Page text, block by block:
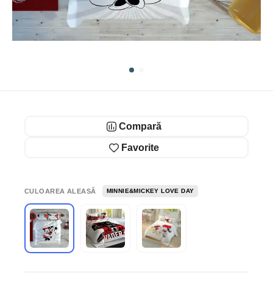
Compară
Favorite
CULOAREA ALEASĂ MINNIE&MICKEY LOVE DAY